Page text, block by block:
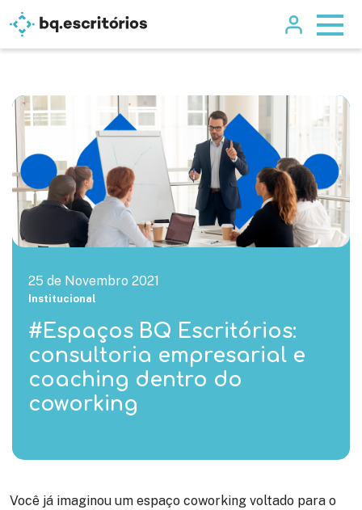
25 de Novembro 2021
Institucional
#Espaços BQ Escritórios:
consultoria empresarial e
coaching dentro do
coworking
Você já imaginou um espaço coworking voltado para o